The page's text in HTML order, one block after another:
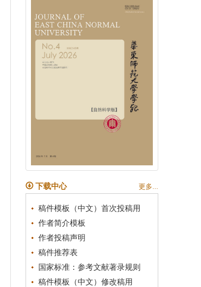
下载中心 更多...
稿件模板（中文）首次投稿用
作者简介模板
作者投稿声明
稿件推荐表
国家标准：参考文献著录规则
稿件模板（中文）修改稿用